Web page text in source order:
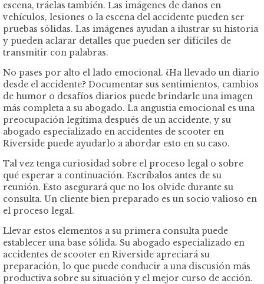
escena, tráelas también. Las imágenes de daños en
vehículos, lesiones o la escena del accidente pueden ser
pruebas sólidas. Las imágenes ayudan a ilustrar su historia
y pueden aclarar detalles que pueden ser difíciles de
transmitir con palabras.
No pases por alto el lado emocional. ¿Ha llevado un diario
desde el accidente? Documentar sus sentimientos, cambios
de humor o desafíos diarios puede brindarle una imagen
más completa a su abogado. La angustia emocional es una
preocupación legítima después de un accidente, y su
abogado especializado en accidentes de scooter en
Riverside puede ayudarlo a abordar esto en su caso.
Tal vez tenga curiosidad sobre el proceso legal o sobre
qué esperar a continuación. Escríbalos antes de su
reunión. Esto asegurará que no los olvide durante su
consulta. Un cliente bien preparado es un socio valioso en
el proceso legal.
Llevar estos elementos a su primera consulta puede
establecer una base sólida. Su abogado especializado en
accidentes de scooter en Riverside apreciará su
preparación, lo que puede conducir a una discusión más
productiva sobre su situación y el mejor curso de acción.